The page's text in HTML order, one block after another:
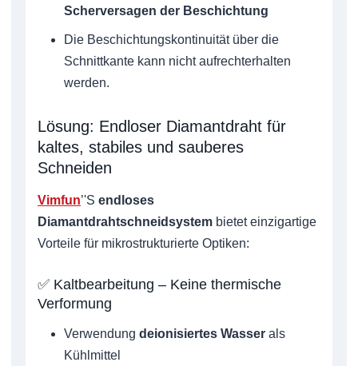
Scherversagen der Beschichtung
Die Beschichtungskontinuität über die
Schnittkante kann nicht aufrechterhalten
werden.
Lösung: Endloser Diamantdraht für
kaltes, stabiles und sauberes
Schneiden
Vimfun’'S endloses
Diamantdrahtschneidsystem bietet einzigartige
Vorteile für mikrostrukturierte Optiken:
✅ Kaltbearbeitung – Keine thermische
Verformung
Verwendung deionisiertes Wasserals
Kühlmittel